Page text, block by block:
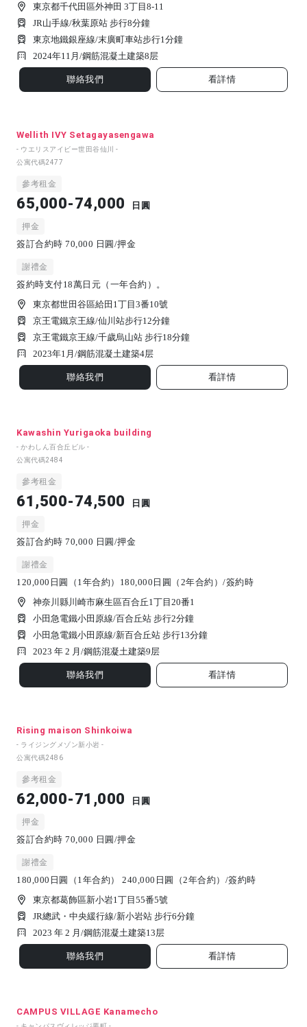
東京都千代田區外神田 3丁目8-11
JR山手線/秋葉原站 步行8分鐘
東京地鐵銀座線/末廣町車站步行1分鐘
2024年11月/鋼筋混凝土建築8 层
聯絡我們 看詳情
Wellith IVY Setagayasengawa
- ウエリスアイビー世田谷仙川 -
公寓代碼2477
參考租金
65,000-74,000 日圓
押金
簽訂合約時 70,000 日圓/押金
謝禮金
簽約時支付18萬日元（一年合約）。
東京都世田谷區給田1丁目3番10號
京王電鐵京王線/仙川站步行12分鐘
京王電鐵京王線/千歲烏山站 步行18分鐘
2023年1月/鋼筋混凝土建築4 层
聯絡我們 看詳情
Kawashin Yurigaoka building
- かわしん百合丘ビル -
公寓代碼2484
參考租金
61,500-74,500 日圓
押金
簽訂合約時 70,000 日圓/押金
謝禮金
120,000日圓（1年合約）180,000日圓（2年合約）/簽約時
神奈川縣川崎市麻生區百合丘1丁目20番1
小田急電鐵小田原線/百合丘站 步行2分鐘
小田急電鐵小田原線/新百合丘站 步行13分鐘
2023 年 2 月/鋼筋混凝土建築9 层
聯絡我們 看詳情
Rising maison Shinkoiwa
- ライジングメゾン新小岩 -
公寓代碼2486
參考租金
62,000-71,000 日圓
押金
簽訂合約時 70,000 日圓/押金
謝禮金
180,000日圓（1年合約） 240,000日圓（2年合約）/簽約時
東京都葛飾區新小岩1丁目55番5號
JR總武・中央緩行線/新小岩站 步行6分鐘
2023 年 2 月/鋼筋混凝土建築13 层
聯絡我們 看詳情
CAMPUS VILLAGE Kanamecho